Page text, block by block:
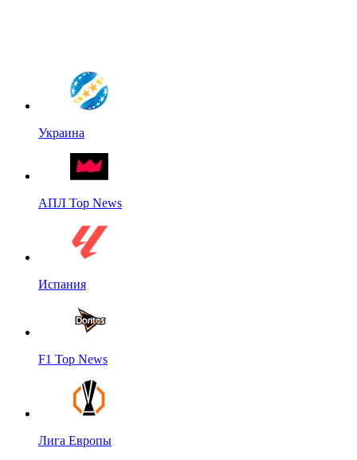
Украина
АПЛ Top News
Испания
F1 Top News
Лига Европы